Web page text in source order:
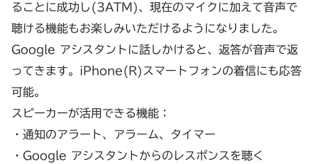
ることに成功し(3ATM)、現在のマイクに加えて音声で
聴ける機能もお楽しみいただけるようになりました。
Google アシスタントに話しかけると、返答が音声で返
ってきます。iPhone(R)スマートフォンの着信にも応答
可能。
スピーカーが活用できる機能：
・通知のアラート、アラーム、タイマー
・Google アシスタントからのレスポンスを聴く